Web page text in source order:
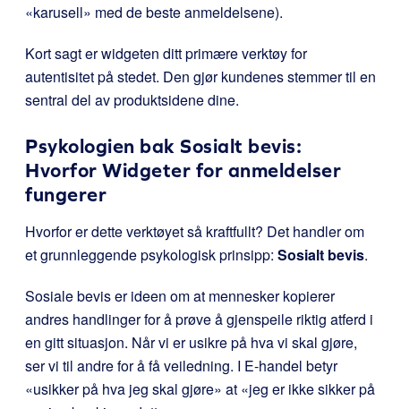
«karusell» med de beste anmeldelsene).
Kort sagt er widgeten ditt primære verktøy for
autentisitet på stedet. Den gjør kundenes stemmer til en
sentral del av produktsidene dine.
Psykologien bak Sosialt bevis:
Hvorfor Widgeter for anmeldelser
fungerer
Hvorfor er dette verktøyet så kraftfullt? Det handler om
et grunnleggende psykologisk prinsipp: Sosialt bevis.
Sosiale bevis er ideen om at mennesker kopierer
andres handlinger for å prøve å gjenspeile riktig atferd i
en gitt situasjon. Når vi er usikre på hva vi skal gjøre,
ser vi til andre for å få veiledning. I E-handel betyr
«usikker på hva jeg skal gjøre» at «jeg er ikke sikker på